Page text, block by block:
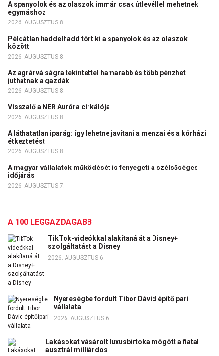
A spanyolok és az olaszok immár csak útlevéllel mehetnek
egymáshoz
2026. AUGUSZTUS 8.
Példátlan haddelhadd tört ki a spanyolok és az olaszok
között
2026. AUGUSZTUS 8.
Az agrárválságra tekintettel hamarabb és több pénzhet
juthatnak a gazdák
2026. AUGUSZTUS 8.
Visszalő a NER Auróra cirkálója
2026. AUGUSZTUS 8.
A láthatatlan iparág: így lehetne javítani a menzai és a kórházi
étkeztetést
2026. AUGUSZTUS 8.
A magyar vállalatok működését is fenyegeti a szélsőséges
időjárás
2026. AUGUSZTUS 7.
A 100 LEGGAZDAGABB
TikTok-videókkal alakítaná át a Disney+
szolgáltatást a Disney
2026. AUGUSZTUS 6.
Nyereségbe fordult Tibor Dávid építőipari
vállalata
2026. AUGUSZTUS 6.
Lakásokat vásárolt luxusbirtoka mögött a fiatal
ausztrál milliárdos